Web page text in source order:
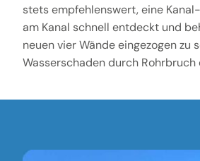
stets empfehlenswert, eine
am Kanal schnell entdeckt und
neuen vier Wände eingezogen
Wasserschaden durch Rohrbruch